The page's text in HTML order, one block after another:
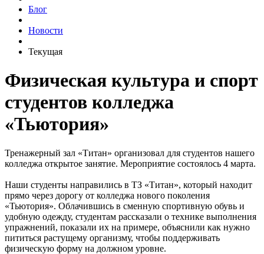
Блог
Новости
Текущая
Физическая культура и спорт
студентов колледжа
«Тьютория»
Тренажерный зал «Титан» организовал для студентов нашего
колледжа открытое занятие. Мероприятие состоялось 4 марта.
Наши студенты направились в ТЗ «Титан», который находит
прямо через дорогу от колледжа нового поколения
«Тьютория». Облачившись в сменную спортивную обувь и
удобную одежду, студентам рассказали о технике выполнения
упражнений, показали их на примере, объяснили как нужно
пититься растущему организму, чтобы поддерживать
физическую форму на должном уровне.